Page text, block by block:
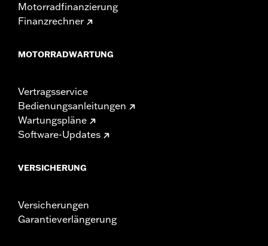
Motorradfinanzierung
Finanzrechner
MOTORRADWARTUNG
Vertragsservice
Bedienungsanleitungen
Wartungspläne
Software-Updates
VERSICHERUNG
Versicherungen
Garantieverlängerung